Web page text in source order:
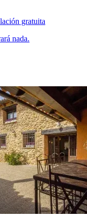
gratuita
nada.